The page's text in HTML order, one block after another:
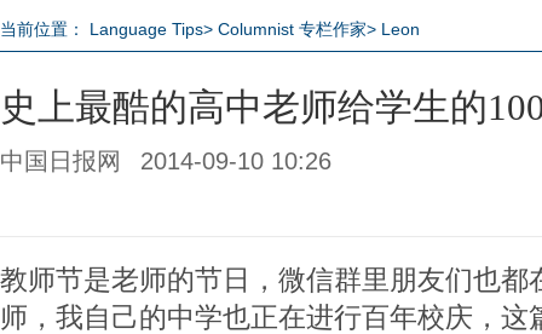
当前位置： Language Tips> Columnist 专栏作家> Leon
史上最酷的高中老师给学生的
中国日报网 2014-09-10 10:26
教师节是老师的节日，微信群里朋友们也都
师，我自己的中学也正在进行百年校庆，这